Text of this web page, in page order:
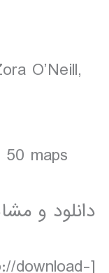
O’Neill,
maps
دانلود و
download-